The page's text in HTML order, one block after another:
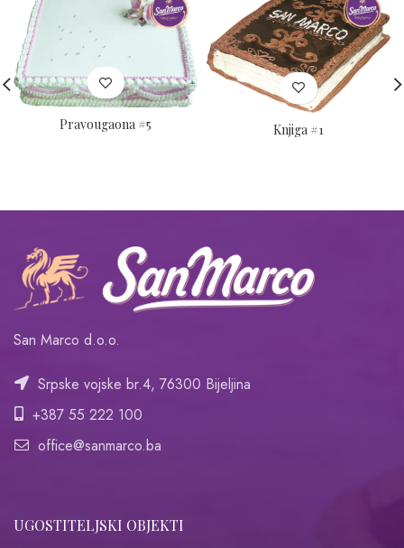
Pravougaona #5 Knjiga #1
San Marco d.o.o.
Srpske vojske br.4, 76300 Bijeljina
+387 55 222 100
office@sanmarco.ba
UGOSTITELJSKI OBJEKTI